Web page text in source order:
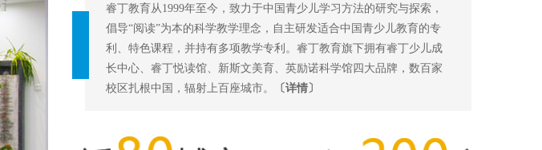
睿丁教育从1999年至今，致力于中国青少儿学习方法的研究与探索，
倡导“阅读”为本的科学教学理念，自主研发适合中国青少儿教育的专
利、特色课程，并持有多项教学专利。睿丁教育旗下拥有睿丁少儿成
长中心、睿丁悦读馆、新斯文美育、英励诺科学馆四大品牌，数百家
校区扎根中国，辐射上百座城市。
〔详情〕